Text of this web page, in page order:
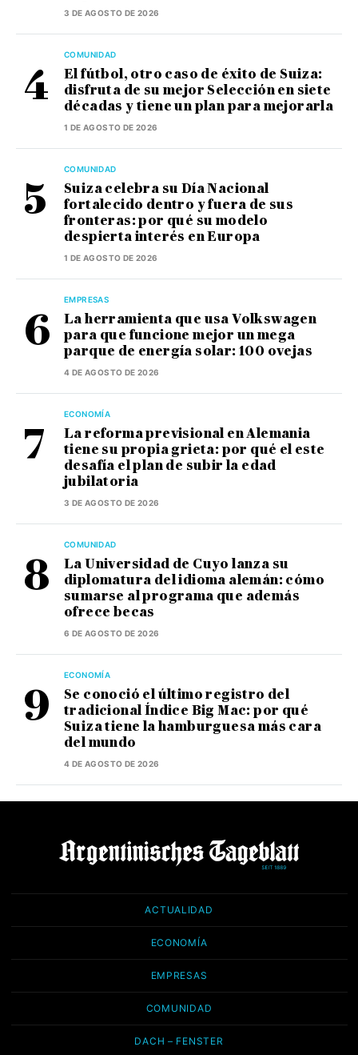
3 DE AGOSTO DE 2026
COMUNIDAD
El fútbol, otro caso de éxito de Suiza:
disfruta de su mejor Selección en siete
décadas y tiene un plan para mejorarla
1 DE AGOSTO DE 2026
COMUNIDAD
Suiza celebra su Día Nacional
fortalecido dentro y fuera de sus
fronteras: por qué su modelo
despierta interés en Europa
1 DE AGOSTO DE 2026
EMPRESAS
La herramienta que usa Volkswagen
para que funcione mejor un mega
parque de energía solar: 100 ovejas
4 DE AGOSTO DE 2026
ECONOMÍA
La reforma previsional en Alemania
tiene su propia grieta: por qué el este
desafía el plan de subir la edad
jubilatoria
3 DE AGOSTO DE 2026
COMUNIDAD
La Universidad de Cuyo lanza su
diplomatura del idioma alemán: cómo
sumarse al programa que además
ofrece becas
6 DE AGOSTO DE 2026
ECONOMÍA
Se conoció el último registro del
tradicional Índice Big Mac: por qué
Suiza tiene la hamburguesa más cara
del mundo
4 DE AGOSTO DE 2026
ACTUALIDAD
ECONOMÍA
EMPRESAS
COMUNIDAD
DACH – FENSTER